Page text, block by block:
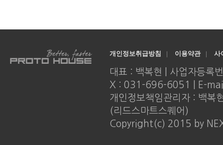
개인정보취급방침 | 이용약관 | 사
대표 : 백복현 | 사업자등
X : 031-696-6051 | E-
개인정보책임관리자 : 백복
(리드스마트스퀘어)
Copyright(c) 2015 by